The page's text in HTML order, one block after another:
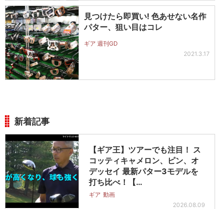
見つけたら即買い! 色あせない名作
パター、狙い目はコレ
ギア 週刊GD
2021.3.17
新着記事
【ギア王】ツアーでも注目！ ス
コッティキャメロン、ピン、オ
デッセイ 最新パター3モデルを
打ち比べ！【…
ギア 動画
2026.08.09